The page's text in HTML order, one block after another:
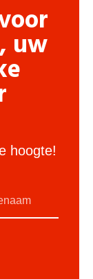
uw
hoogte!